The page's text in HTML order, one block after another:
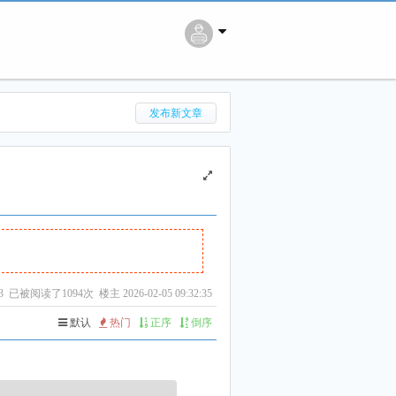
搜 索
发布新文章
已被阅读了1094次 楼主 2026-02-05 09:32:35
默认 热门 正序 倒序